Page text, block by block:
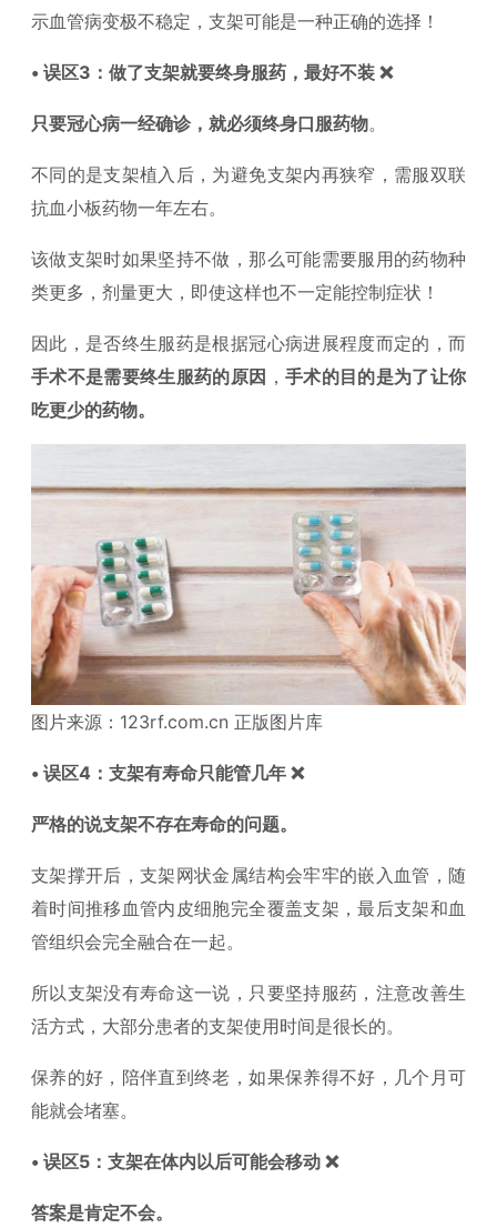
示血管病变极不稳定，支架可能是一种正确的选择！
• 误区3：做了支架就要终身服药，最好不装 ❌
只要冠心病一经确诊，就必须终身口服药物。
不同的是支架植入后，为避免支架内再狭窄，需服双联
抗血小板药物一年左右。
该做支架时如果坚持不做，那么可能需要服用的药物种
类更多，剂量更大，即使这样也不一定能控制症状！
因此，是否终生服药是根据冠心病进展程度而定的，而
手术不是需要终生服药的原因 ， 手术的目的是为了让你
吃更少的药物。
图片来源：123rf.com.cn 正版图片库
• 误区4：支架有寿命只能管几年 ❌
严格的说支架不存在寿命的问题。
支架撑开后，支架网状金属结构会牢牢的嵌入血管，随
着时间推移血管内皮细胞完全覆盖支架，最后支架和血
管组织会完全融合在一起。
所以支架没有寿命这一说，只要坚持服药，注意改善生
活方式，大部分患者的支架使用时间是很长的。
保养的好，陪伴直到终老，如果保养得不好，几个月可
能就会堵塞。
• 误区5：支架在体内以后可能会移动 ❌
答案是肯定不会。